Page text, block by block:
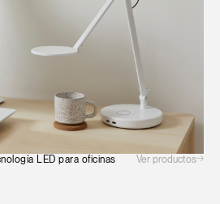
LED para oficinas Ver productos